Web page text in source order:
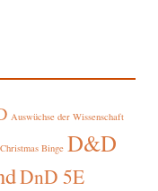
Auswüchse der Wissenschaft
Christmas Binge D&D
DnD 5E